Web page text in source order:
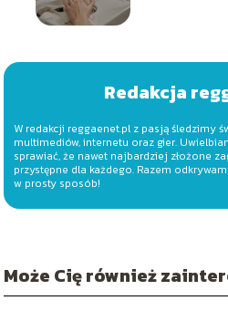
Redakcja
W redakcji reggaenet.pl z pasją śledzimy
multimediów, internetu oraz gier.
sprawiać, że nawet najbardziej złożone
przystępne dla każdego. Razem
w prosty sposób!
Może Cię również